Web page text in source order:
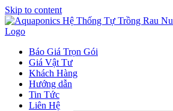
Skip to content
Báo Giá Trọn Gói
Giá Vật Tư
Khách Hàng
Hướng dẫn
Tin Tức
Liên Hệ